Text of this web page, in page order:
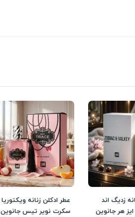
زدیگ اند
هر جانوین
عطر ادکلن زنانه ویکتوریا
سکرت نویر تیس جانوین